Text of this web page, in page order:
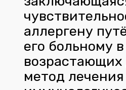
аллергену
его больному
возрастающих
метод